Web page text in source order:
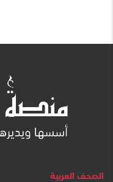
الصحف العربية